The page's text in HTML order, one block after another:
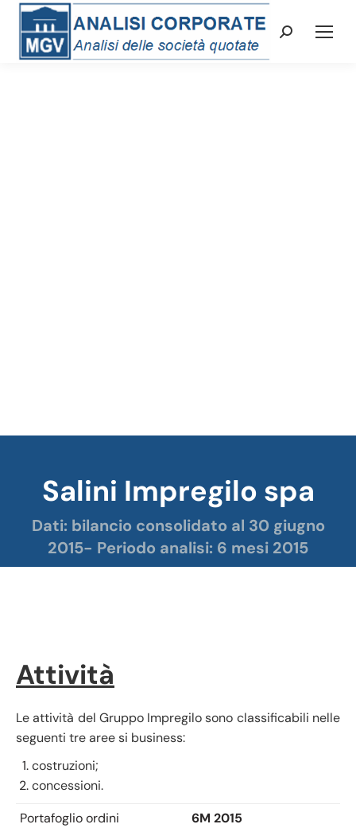
Cerca:
Salini Impregilo spa
Dati: bilancio consolidato al 30 giugno
2015- Periodo analisi: 6 mesi 2015
Tu sei qui:
Attività
Le attività del Gruppo Impregilo sono classificabili nelle
seguenti tre aree si business:
costruzioni;
concessioni.
Portafoglio ordini
6M 2015